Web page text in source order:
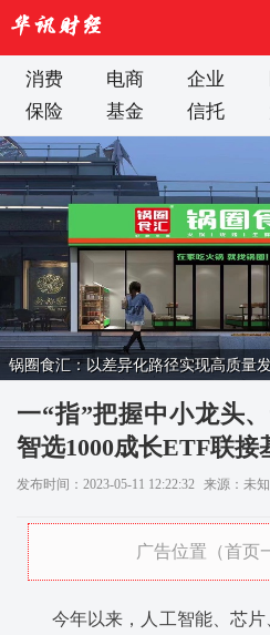
消费 电商 企业
保险
基金 信托
锅圈食汇：以差异化路径实现高质量
一“指”把握中小龙头
智选1000成长ETF联接
发布时间：2023-05-11 12:22:32 来源：未知
广告位置（首页
今年以来，人工智能、芯